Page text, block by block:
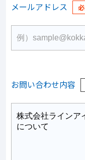
メールアドレス
お問い合わせ内容